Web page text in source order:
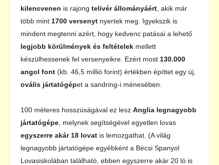
kilencvenen is rajong telivér állományáért , akik már
több mint 1700 versenyt nyertek meg. Igyekszik is
mindent megtenni azért, hogy kedvenc patásai a lehető
legjobb körülmények és feltételek mellett
készülhessenek fel versenyeikre. Ezért most 130.000
angol font (kb. 46,5 millió forint) értékben építtet egy új,
ovális jártatógépet a sandring-i ménesében.
100 méteres hosszúságával ez lesz Anglia legnagyobb
jártatógépe , melynek segítségével egyetlen lovas
egyszerre akár 18 lovat is lemozgathat. (A világ
legnagyobb jártatógépe egyébként a Bécsi Spanyol
Lovasiskolában található, ebben egyszerre akár 20 ló is